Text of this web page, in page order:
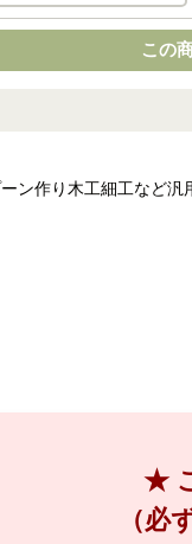
この
ン作り 木工細工など汎
★
（必